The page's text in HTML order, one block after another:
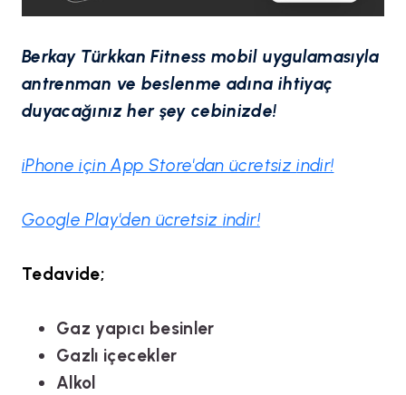
Berkay Türkkan Fitness mobil uygulamasıyla
antrenman ve beslenme adına ihtiyaç
duyacağınız her şey cebinizde!
iPhone için App Store'dan ücretsizindir!
Google Play'den ücretsiz indir!
Tedavide;
Gaz yapıcı besinler
Gazlı içecekler
Alkol